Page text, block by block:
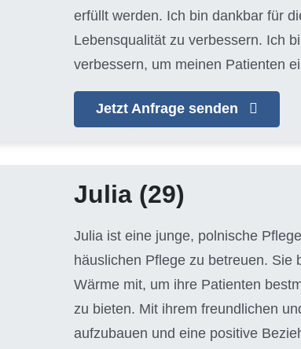
erfüllt werden. Ich bin dankbar für
Lebensqualität zu verbessern. Ich
verbessern, um meinen Patienten
Jetzt Anfrage senden
Julia (29)
Julia ist eine junge, polnische
häuslichen Pflege zu betreuen.
Wärme mit, um ihre Patienten
zu bieten. Mit ihrem freundlichen
aufzubauen und eine positive